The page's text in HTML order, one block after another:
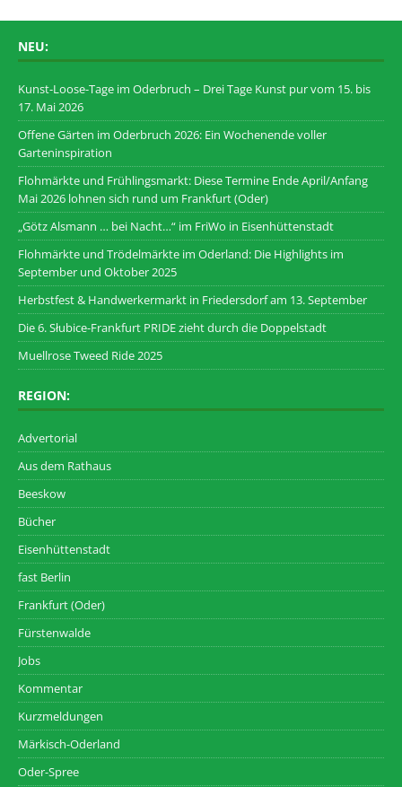
NEU:
Kunst-Loose-Tage im Oderbruch – Drei Tage Kunst pur vom 15. bis
17. Mai 2026
Offene Gärten im Oderbruch 2026: Ein Wochenende voller
Garteninspiration
Flohmärkte und Frühlingsmarkt: Diese Termine Ende April/Anfang
Mai 2026 lohnen sich rund um Frankfurt (Oder)
„Götz Alsmann … bei Nacht…“ im FriWo in Eisenhüttenstadt
Flohmärkte und Trödelmärkte im Oderland: Die Highlights im
September und Oktober 2025
Herbstfest & Handwerkermarkt in Friedersdorf am 13. September
Die 6. Słubice-Frankfurt PRIDE zieht durch die Doppelstadt
Muellrose Tweed Ride 2025
REGION:
Advertorial
Aus dem Rathaus
Beeskow
Bücher
Eisenhüttenstadt
fast Berlin
Frankfurt (Oder)
Fürstenwalde
Jobs
Kommentar
Kurzmeldungen
Märkisch-Oderland
Oder-Spree